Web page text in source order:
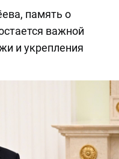
память о
важной
и укрепления